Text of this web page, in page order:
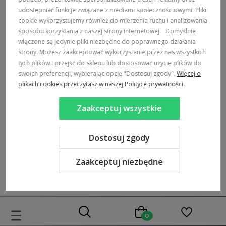
Dolce Sonno
139,00 zł
Cena regularna: 179,00 zł
Najniższa cena:119,00 zł
Do koszyka
Sonno
119,00 zł
Cena regularna: 159,00 zł
Najniższa cena:159,00 zł
Do koszyka
Nasze Marki
udostępniać funkcje związane z mediami społecznościowymi. Pliki
cookie wykorzystujemy również do mierzenia ruchu i analizowania
sposobu korzystania z naszej strony internetowej. Domyślnie
włączone są jedynie pliki niezbędne do poprawnego działania
strony. Możesz zaakceptować wykorzystanie przez nas wszystkich
tych plików i przejść do sklepu lub dostosować użycie plików do
swoich preferencji, wybierając opcję "Dostosuj zgody".Więcej o
plikach cookies przeczytasz w naszej Polityce prywatności.
Zaakceptuj niezbędne
Dostosuj zgody
Zaakceptuj wszystkie